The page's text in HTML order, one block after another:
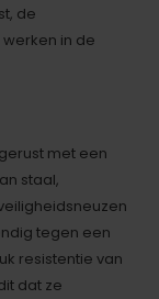
de
in de
met een
staal,
tegen een
resistentie van
dat ze